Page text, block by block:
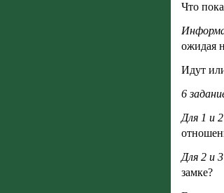
Что
ожидая
Идут
6
Для 1 и
Для 2 и
замке?